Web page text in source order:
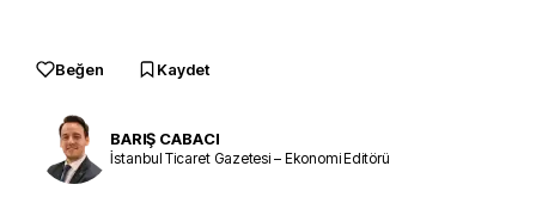
Beğen Kaydet
BARIŞ CABACI
İstanbul Ticaret Gazetesi – Ekonomi Editörü